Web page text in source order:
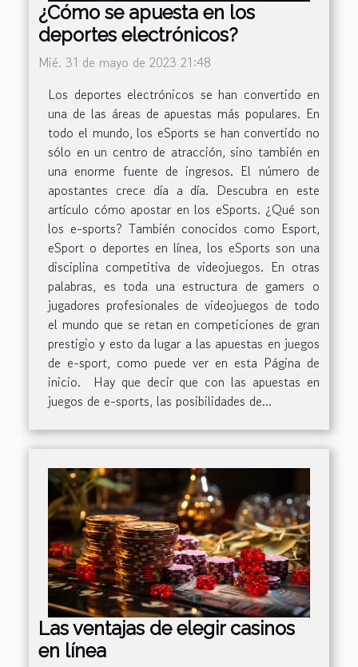
¿Cómo se apuesta en los
deportes electrónicos?
Mié. 31 de mayo de 2023 21:48
Los deportes electrónicos se han convertido en
una de las áreas de apuestas más populares. En
todo el mundo, los eSports se han convertido no
sólo en un centro de atracción, sino también en
una enorme fuente de ingresos. El número de
apostantes crece día a día. Descubra en este
artículo cómo apostar en los eSports. ¿Qué son
los e-sports? También conocidos como Esport,
eSport o deportes en línea, los eSports son una
disciplina competitiva de videojuegos. En otras
palabras, es toda una estructura de gamers o
jugadores profesionales de videojuegos de todo
el mundo que se retan en competiciones de gran
prestigio y esto da lugar a las apuestas en juegos
de e-sport, como puede ver en esta Página de
inicio. Hay que decir que con las apuestas en
juegos de e-sports, las posibilidades de...
Las ventajas de elegir casinos
en línea